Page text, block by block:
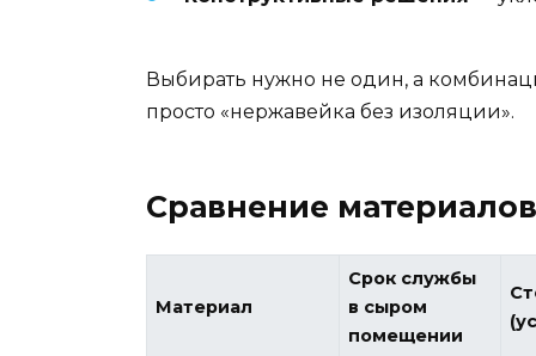
Выбирать нужно не один, а
просто «нержавейка без изоляции».
Сравнение
Материал
Срок службы
в сыром
помещении